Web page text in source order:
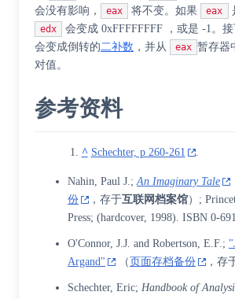
会没有影响，
eax 将不变。如果 eax
edx
会变成 0xFFFFFFFF ，或是 -1。
会变成倒转的二补数 ，并从 eax 暂存器
对值。
参考资料
^ Schechter, p 260-261 .
Nahin, Paul J.;An Imaginary Tale
份
，存于互联网档案馆）;
Press; (hardcover, 1998). ISBN 0-
O'Connor, J.J. and Robertson, E.F.;
Argand"
（页面存档备份 ，存
Schechter, Eric; Handbook of